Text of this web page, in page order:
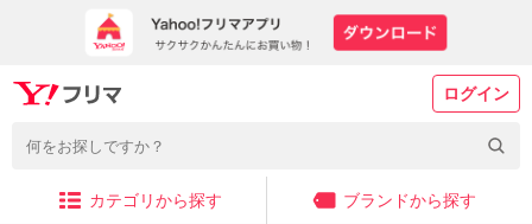
ログイン
カテゴリから探す ブランドから探す